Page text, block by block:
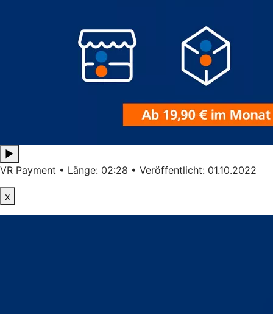
▶
VR Payment • Länge: 02:28 • Veröffentlicht: 01.10.2022
x